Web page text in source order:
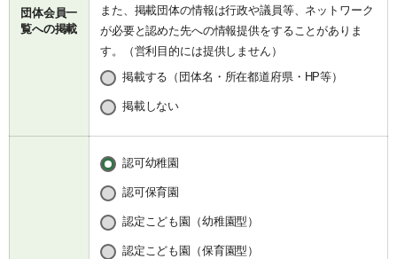
団体会員一
覧への掲載
また、掲載団体の情報は行政や議員等、ネットワーク
が必要と認めた先への情報提供をすることがありま
す。（営利目的には提供しません）
掲載する（団体名・所在都道府県・HP等）
掲載しない
認可幼稚園
認可保育園
認定こども園（幼稚園型）
認定こども園（保育園型）